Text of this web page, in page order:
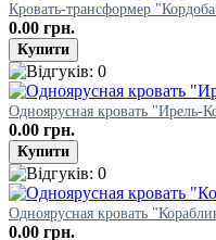
Кровать-трансформер
0.00 грн.
Одноярусная кровать "Ирель-
0.00 грн.
Одноярусная кровать
0.00 грн.